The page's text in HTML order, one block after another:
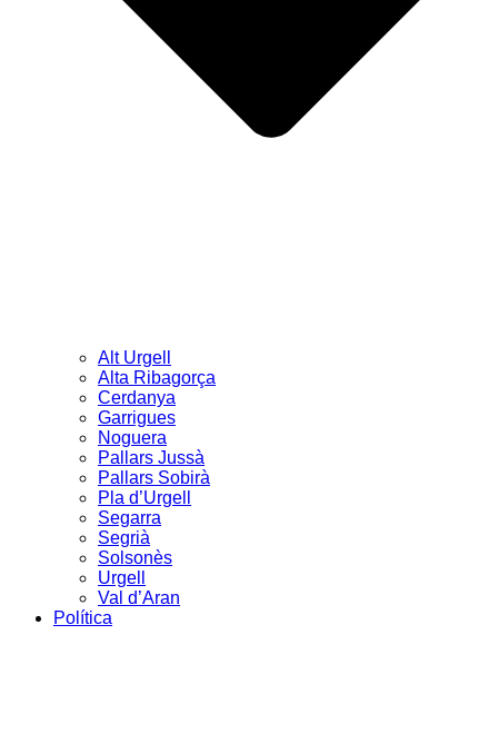
Alt Urgell
Alta Ribagorça
Cerdanya
Garrigues
Noguera
Pallars Jussà
Pallars Sobirà
Pla d’Urgell
Segarra
Segrià
Solsonès
Urgell
Val d’Aran
Política